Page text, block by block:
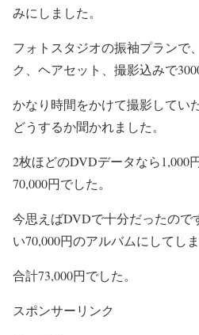
みにしました。
フォトスタジオの振袖プランで
ク、ヘアセット、撮影込みで
かなり時間をかけて撮影してい
どうするか聞かれました。
2枚ほどのDVDデータなら1,000
70,000円でした。
今思えばDVDで十分だったので
い70,000円のアルバムにしてしま
合計73,000円でした。
スポンサーリンク